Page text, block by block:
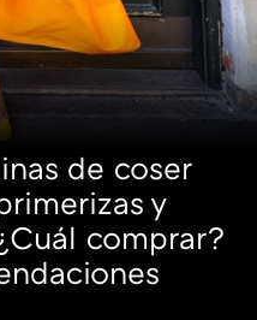
de coser
y
comprar?